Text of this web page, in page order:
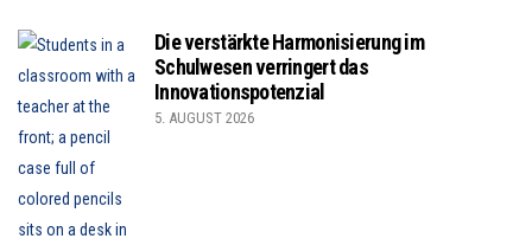
Die verstärkte Harmonisierung im
Schulwesen verringert das
Innovationspotenzial
5. AUGUST 2026